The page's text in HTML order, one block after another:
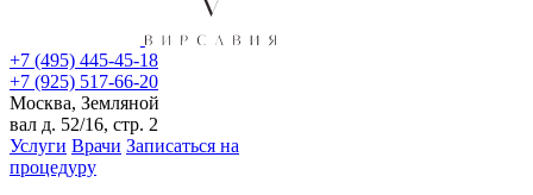
+7 (495) 445-45-18
+7 (925) 517-66-20
Москва, Земляной
вал д. 52/16, стр. 2
Услуги Врачи Записаться на
процедуру